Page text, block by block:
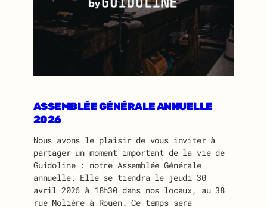
ASSEMBLÉE GÉNÉRALE ANNUELLE
2026
Nous avons le plaisir de vous inviter à
partager un moment important de la vie de
Guidoline : notre Assemblée Générale
annuelle. Elle se tiendra le jeudi 30
avril 2026 à 18h30 dans nos locaux, au 38
rue Molière à Rouen. Ce temps sera